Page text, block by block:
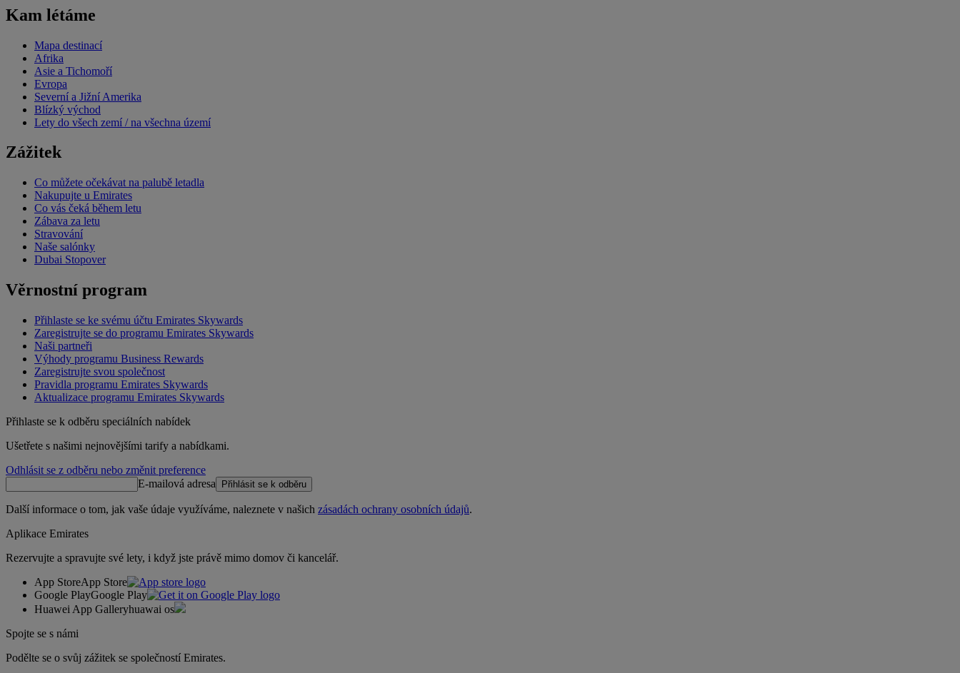
Kam létáme
Mapa destinací
Afrika
Asie a Tichomoří
Evropa
Severní a Jižní Amerika
Blízký východ
Lety do všech zemí / na všechna území
Zážitek
Co můžete očekávat na palubě letadla
Nakupujte u Emirates
Co vás čeká během letu
Zábava za letu
Stravování
Naše salónky
Dubai Stopover
Věrnostní program
Přihlaste se ke svému účtu Emirates Skywards
Zaregistrujte se do programu Emirates Skywards
Naši partneři
Výhody programu Business Rewards
Zaregistrujte svou společnost
Pravidla programu Emirates Skywards
Aktualizace programu Emirates Skywards
Přihlaste se k odběru speciálních nabídek
Ušetřete s našimi nejnovějšími tarify a nabídkami.
Odhlásit se z odběru nebo změnit preference
E-mailová adresa
Přihlásit se k odběru
Další informace o tom, jak vaše údaje využíváme, naleznete v našich zásadách ochrany osobních údajů.
Aplikace Emirates
Rezervujte a spravujte své lety, i když jste právě mimo domov či kancelář.
App StoreApp Store
Google PlayGoogle Play
Huawei App Galleryhuawai os
Spojte se s námi
Podělte se o svůj zážitek se společností Emirates.